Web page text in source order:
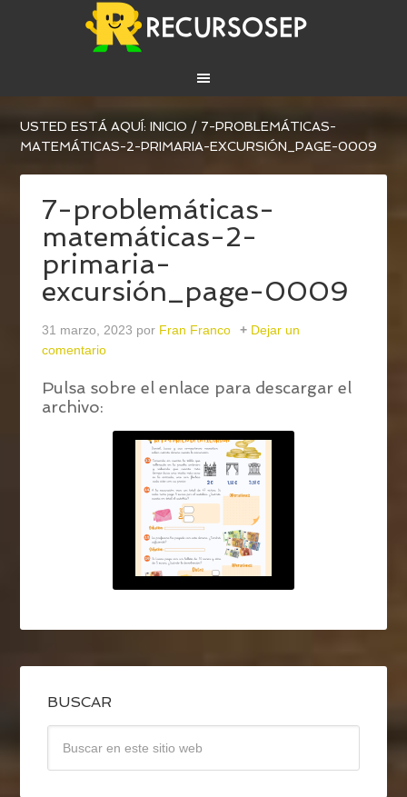
USTED ESTÁ AQUÍ:INICIO / 7-PROBLEMÁTICAS-
MATEMÁTICAS-2-PRIMARIA-EXCURSIÓN_PAGE-0009
7-problemáticas-
matemáticas-2-
primaria-
excursión_page-0009
31 marzo, 2023 por Fran Franco
Dejar un
comentario
Pulsa sobre el enlace para descargar el
archivo:
BUSCAR